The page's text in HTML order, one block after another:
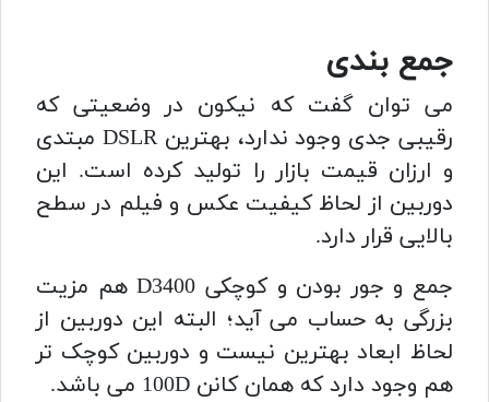
جمع بندی
می توان گفت که نیکون در وضعیتی که
رقیبی جدی وجود ندارد، بهترین DSLR مبتدی
و ارزان قیمت بازار را تولید کرده است. این
دوربین از لحاظ کیفیت عکس و فیلم در سطح
بالایی قرار دارد.
جمع و جور بودن و کوچکی D3400 هم مزیت
بزرگی به حساب می آید؛ البته این دوربین از
لحاظ ابعاد بهترین نیست و دوربین کوچک تر
هم وجود دارد که همان کانن 100D می باشد.